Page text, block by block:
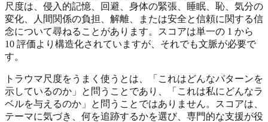
尺度は、侵入的記憶、回避、身体の緊張、睡眠、恥、気分の
変化、人間関係の負担、解離、または安全と信頼に関する信
念について尋ねることがあります。スコアは単一の 1 から
10 評価より構造化されていますが、それでも文脈が必要で
す。
トラウマ尺度をうまく使うとは、「これはどんなパターンを
示しているのか」と問うことであり、「これは私にどんなラ
ベルを与えるのか」と問うことではありません。スコアは、
テーマに気づき、何を追跡するかを選び、専門的な支援が役